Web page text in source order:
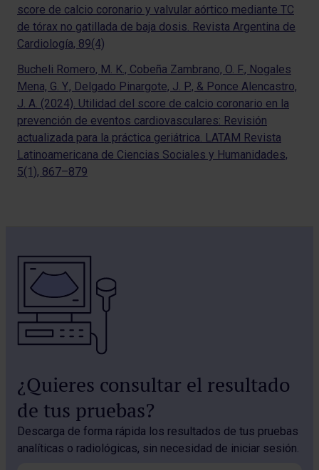
score de calcio coronario y valvular aórtico mediante TC
de tórax no gatillada de baja dosis. Revista Argentina de
Cardiología, 89(4)
Bucheli Romero, M. K., Cobeña Zambrano, O. F., Nogales
Mena, G. Y., Delgado Pinargote, J. P., & Ponce Alencastro,
J. A. (2024). Utilidad del score de calcio coronario en la
prevención de eventos cardiovasculares: Revisión
actualizada para la práctica geriátrica. LATAM Revista
Latinoamericana de Ciencias Sociales y Humanidades,
5(1), 867–879
¿Quieres consultar el resultado
de tus pruebas?
Descarga de forma rápida los resultados de tus pruebas
analíticas o radiológicas, sin necesidad de iniciar sesión.